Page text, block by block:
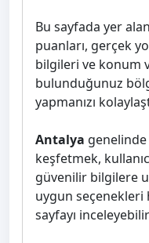
Bu sayfada yer
puanları, gerçek
bilgileri ve konum
bulunduğunuz
yapmanızı
Antalya
keşfetmek,
güvenilir bilgilere
uygun seçenekleri
sayfayı